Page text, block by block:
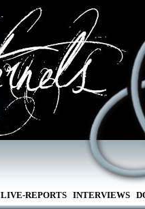
LIVE-REPORTS INTERVIEWS